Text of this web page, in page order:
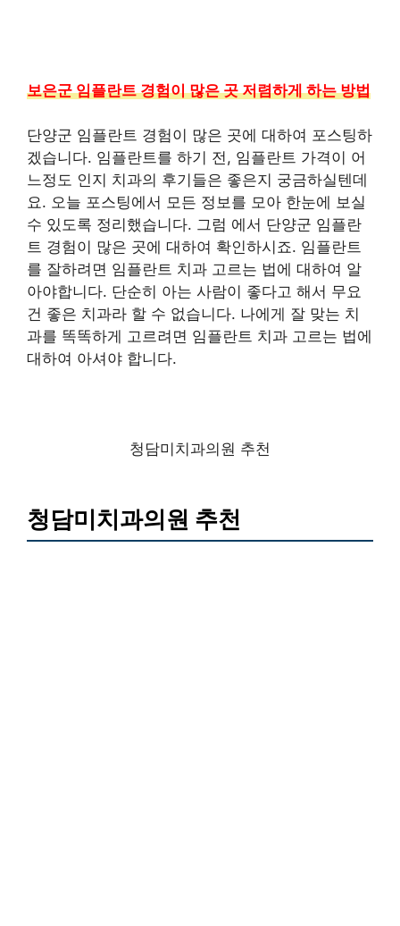
보은군 임플란트 경험이 많은 곳 저렴하게 하는 방법
단양군 임플란트 경험이 많은 곳에 대하여 포스팅하
겠습니다. 임플란트를 하기 전, 임플란트 가격이 어
느정도 인지 치과의 후기들은 좋은지 궁금하실텐데
요. 오늘 포스팅에서 모든 정보를 모아 한눈에 보실
수 있도록 정리했습니다. 그럼 에서 단양군 임플란
트 경험이 많은 곳에 대하여 확인하시죠. 임플란트
를 잘하려면 임플란트 치과 고르는 법에 대하여 알
아야합니다. 단순히 아는 사람이 좋다고 해서 무요
건 좋은 치과라 할 수 없습니다. 나에게 잘 맞는 치
과를 똑똑하게 고르려면 임플란트 치과 고르는 법에
대하여 아셔야 합니다.
청담미치과의원 추천
청담미치과의원 추천